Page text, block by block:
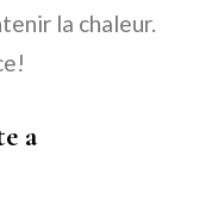
la chaleur.
a